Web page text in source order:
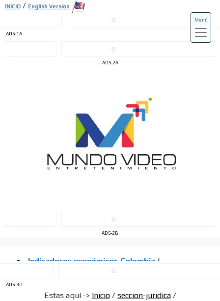
ADS-1A
ADS-2A
ADS-2B
Menú
INICIO / English Version
ADS-30
Estas aquí -> Inicio/ seccion-juridica/